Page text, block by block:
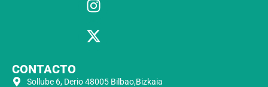
CONTACTO
Sollube 6, Derio 48005 Bilbao,Bizkaia